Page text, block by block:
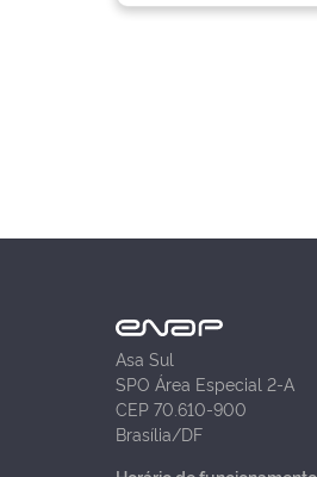
Asa Sul
SPO Área Especial 2-A
CEP 70.610-900
Brasília/DF